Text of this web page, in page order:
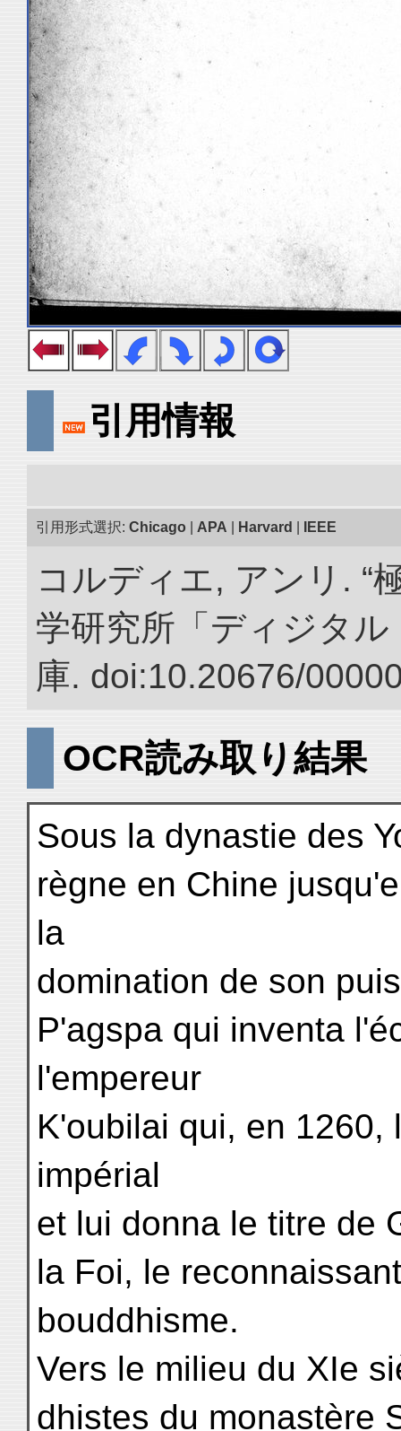
引用情報
引用形式選択: Chicago APA Harvard IEEE
コルディエ, アンリ. “
学研究所「ディジタ
庫. doi:10.20676/
OCR読み取り結果
Sous la dynastie des
règne en Chine
la
domination de son
P'agspa qui inventa
l'empereur
K'oubilai qui, en 1260,
impérial
et lui donna le titre de
la Foi, le
bouddhisme.
Vers le milieu du XIe
dhistes du monastère